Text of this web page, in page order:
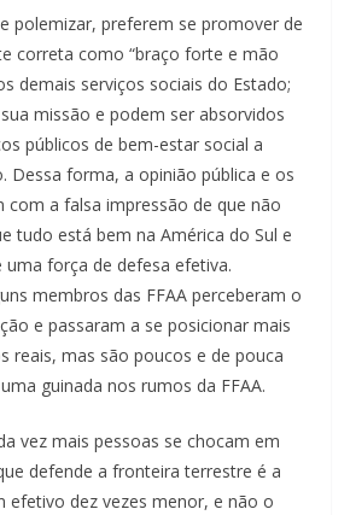
polemizar, preferem se promover de
correta como “braço forte e mão
demais serviços sociais do Estado;
missão e podem ser absorvidos
públicos de bem-estar social a
Dessa forma, a opinião pública e os
com a falsa impressão de que não
tudo está bem na América do Sul e
força de defesa efetiva.
membros das FFAA perceberam o
e passaram a se posicionar mais
reais, mas são poucos e de pouca
guinada nos rumos da FFAA.
vez mais pessoas se chocam em
defende a fronteira terrestre é a
efetivo dez vezes menor, e não o